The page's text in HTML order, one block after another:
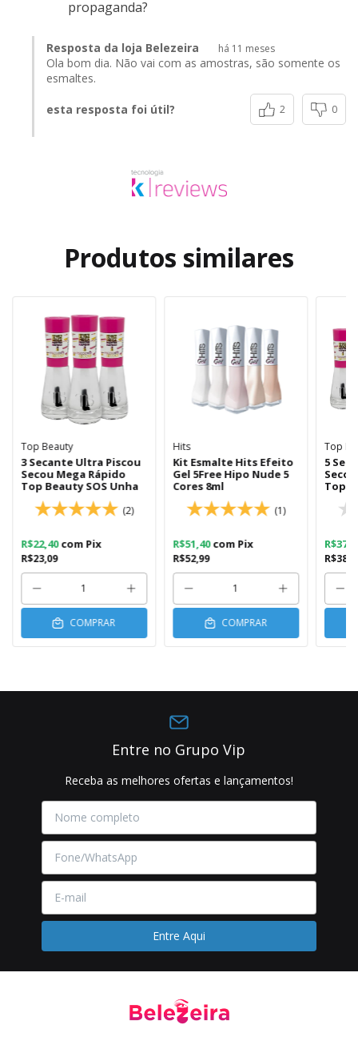
propaganda?
Resposta da loja Belezeira há 11 meses
Ola bom dia. Não vai com as amostras, são somente os
esmaltes.
esta resposta foi útil? 2 0
Produtos similares
Top Beauty
3 Secante Ultra Piscou
Secou Mega Rápido
Top Beauty SOS Unha
(2)
R$23,09
R$22,40com Pix
COMPRAR
Hits
Kit Esmalte Hits Efeito
Gel 5Free Hipo Nude 5
Cores 8ml
(1)
R$52,99
R$51,40com Pix
COMPRAR
Top
5
Top
Entre no Grupo Vip
Receba as melhores ofertas e lançamentos!